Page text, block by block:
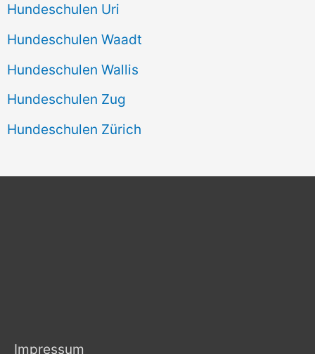
Hundeschulen Uri
Hundeschulen Waadt
Hundeschulen Wallis
Hundeschulen Zug
Hundeschulen Zürich
Impressum